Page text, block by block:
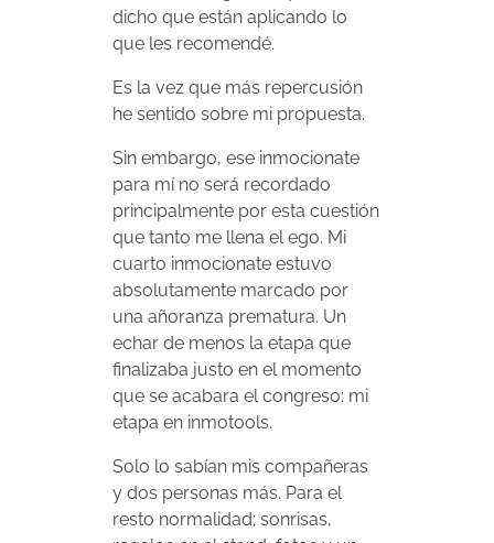
dicho que están aplicando lo
que les recomendé.
Es la vez que más repercusión
he sentido sobre mi propuesta.
Sin embargo, ese inmocionate
para mí no será recordado
principalmente por esta cuestión
que tanto me llena el ego. Mi
cuarto inmocionate estuvo
absolutamente marcado por
una añoranza prematura. Un
echar de menos la etapa que
finalizaba justo en el momento
que se acabara el congreso: mi
etapa en inmotools.
Solo lo sabían mis compañeras
y dos personas más. Para el
resto normalidad; sonrisas,